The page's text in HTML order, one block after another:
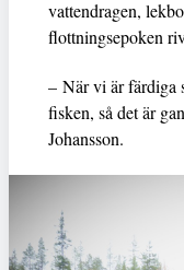
vattendragen,
flottningsepoken
– När vi är färdiga
fisken, så det är
Johansson.